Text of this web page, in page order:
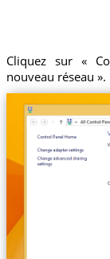
Cliquez sur «
nouveau réseau ».